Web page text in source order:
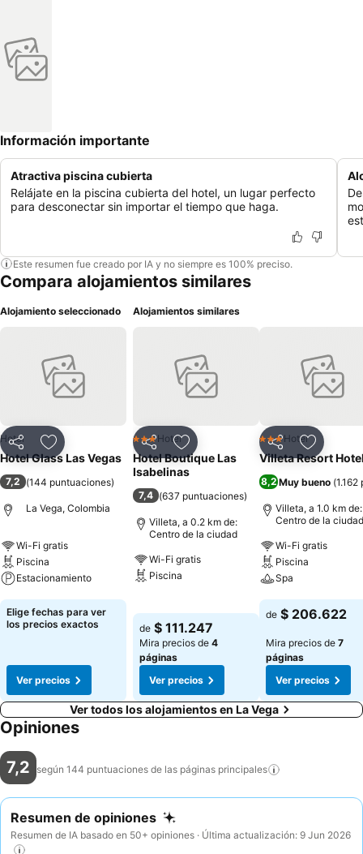
Información importante
Atractiva piscina cubierta
Relájate en la piscina cubierta del hotel, un lugar perfecto
para desconectar sin importar el tiempo que haga.
Este resumen fue creado por IA y no siempre es 100% preciso.
Compara alojamientos similares
Alojamiento seleccionado
CompartirAgregar a favoritos
Hotel
Hotel Glass Las Vegas
7,2 (144 puntuaciones)
La Vega, Colombia
Wi-Fi gratis
Piscina
Estacionamiento
Ver precios
Elige fechas para ver
los precios exactos
Ver precios
Alojamientos similares
CompartirAgregar a favoritos
3 Estrellas
Hotel
Hotel Boutique Las
Isabelinas
7,4 (637 puntuaciones)
Villeta, a 0.2 km de:
Centro de la ciudad
Wi-Fi gratis
Piscina
de $ 111.247
Mira precios de 4
páginas
Ver precios
CompartirAgregar
3 Estrellas
Hotel
Villeta Resort
8,2Muy bueno (1.162
Villeta, a 1.0 km de:
Centro de la ciudad
Wi-Fi gratis
Piscina
Spa
Ver precios
de $ 206.622
Mira precios de 7
páginas
Ver precios
Ver todos los alojamientos en La Vega
Opiniones
7,2 según 144 puntuaciones de las páginas principales
Resumen de opiniones
Resumen de IA basado en 50+ opiniones · Última actualización: 9 Jun 2026